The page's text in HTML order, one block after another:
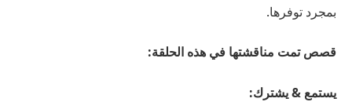
بمجرد توفرها.
قصص تمت مناقشتها في هذه الحلقة:
يستمع & يشترك: